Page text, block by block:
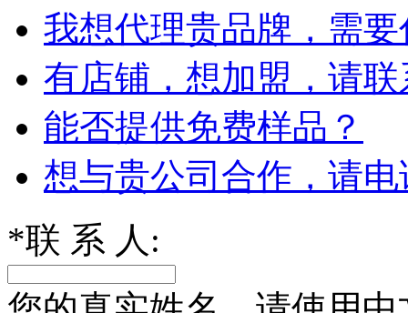
我想代理贵品牌，需
有店铺，想加盟，请
能否提供免费样品？
想与贵公司合作，请
*联 系 人: